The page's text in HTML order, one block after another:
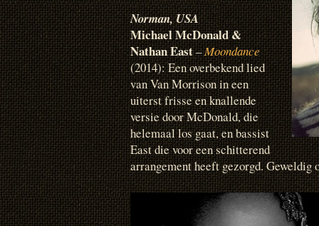
Norman, USA
Michael McDonald &
Nathan East–Moondance
(2014): Een overbekend lied
van Van Morrison in een
uiterst frisse en knallende
versie door McDonald, die
helemaal los gaat, en bassist
East die voor een schitterend
arrangement heeft gezorgd. Geweldig